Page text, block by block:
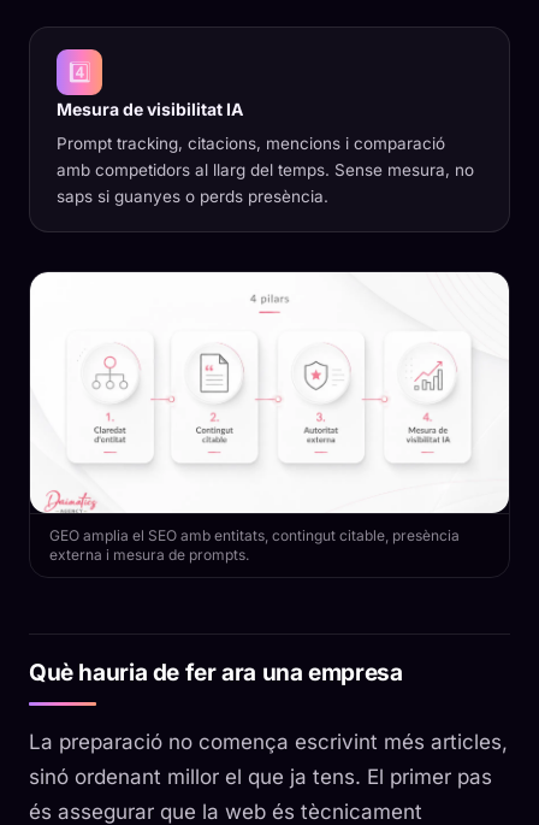
4️⃣
Mesura de visibilitat IA
Prompt tracking, citacions, mencions i comparació
amb competidors al llarg del temps. Sense mesura, no
saps si guanyes o perds presència.
GEO amplia el SEO amb entitats, contingut citable, presència
externa i mesura de prompts.
Què hauria de fer ara una empresa
La preparació no comença escrivint més articles,
sinó ordenant millor el que ja tens. El primer pas
és assegurar que la web és tècnicament